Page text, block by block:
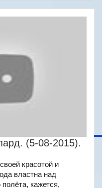
(5-08-2015).
красотой и
властна над
кажется,